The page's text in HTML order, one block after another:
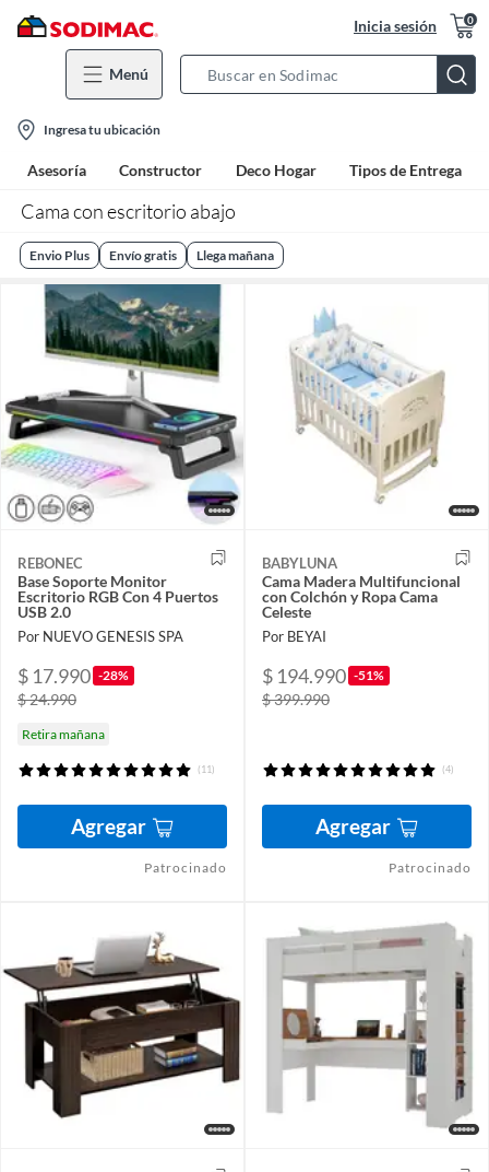
Inicia sesión 0
Menú
Bar
location-
icon
Ingresa tu ubicación
Asesoría Constructor Deco Hogar Tipos de Entrega
Cama con escritorio abajo
Envio Plus Envío gratis Llega mañana
REBONEC
Base Soporte Monitor
Escritorio RGB Con 4 Puertos
USB 2.0
Por NUEVO GENESIS SPA
$ 17.990 -28%
$ 24.990
Retira mañana
(11)
Agregar
Patrocinado
BABYLUNA
Cama Madera Multifuncional
con Colchón y Ropa Cama
Celeste
Por BEYAI
$ 194.990 -51%
$ 399.990
(4)
Agregar
Patrocinado